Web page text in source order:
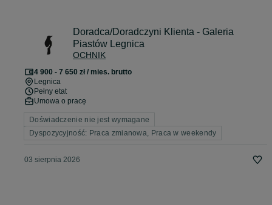
Doradca/Doradczyni Klienta - Galeria
Piastów Legnica
OCHNIK
4 900 - 7 650 zł / mies. brutto
Legnica
Pełny etat
Umowa o pracę
Doświadczenie nie jest wymagane
Dyspozycyjność: Praca zmianowa, Praca w weekendy
03 sierpnia 2026